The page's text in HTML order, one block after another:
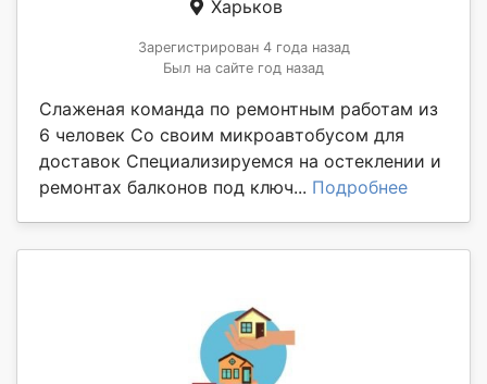
Харьков
Зарегистрирован 4 года назад
Был на сайте год назад
Слаженая команда по ремонтным работам из
6 человек Со своим микроавтобусом для
доставок Специализируемся на остеклении и
ремонтах балконов под ключ... Подробнее